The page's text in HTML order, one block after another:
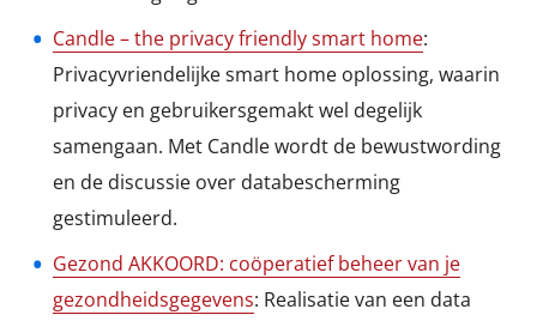
Candle – the privacy friendly smart home:
Privacyvriendelijke smart home oplossing, waarin
privacy en gebruikersgemakt wel degelijk
samengaan. Met Candle wordt de bewustwording
en de discussie over databescherming
gestimuleerd.
Gezond AKKOORD: coöperatief beheer van je
gezondheidsgegevens: Realisatie van een data